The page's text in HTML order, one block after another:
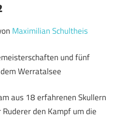
Maximilian Schultheis
und fünf
Werratalsee
aus 18 erfahrenen Skullern
den Kampf um die